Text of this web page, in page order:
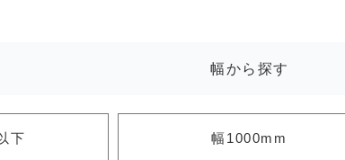
幅から探す
下 幅1000mm